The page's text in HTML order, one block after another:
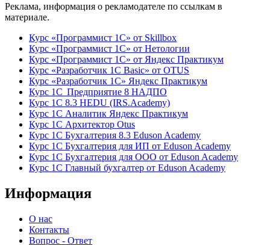
Реклама, информация о рекламодателе по ссылкам в
материале.
Курс «Программист 1С» от Skillbox
Курс «Программист 1С» от Нетологии
Курс «Программист 1С» от Яндекс Практикум
Курс «Разработчик 1С Basic» от OTUS
Курс «Разработчик 1С» Яндекс Практикум
Курс 1С Предприятие 8 НАДПО
Курс 1С 8.3 HEDU (IRS.Academy)
Курс 1С Аналитик Яндекс Практикум
Курс 1С Архитектор Otus
Курс 1С Бухгалтерия 8.3 Eduson Academy
Курс 1С Бухгалтерия для ИП от Eduson Academy
Курс 1С Бухгалтерия для ООО от Eduson Academy
Курс 1С Главный бухгалтер от Eduson Academy
Информация
О нас
Контакты
Вопрос - Ответ